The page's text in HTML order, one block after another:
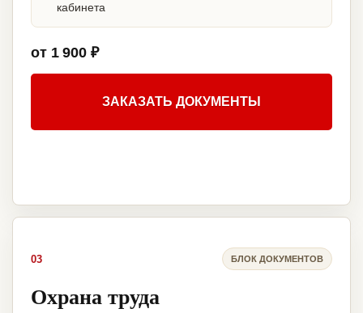
кабинета
от 1 900 ₽
ЗАКАЗАТЬ ДОКУМЕНТЫ
03 БЛОК ДОКУМЕНТОВ
Охрана труда